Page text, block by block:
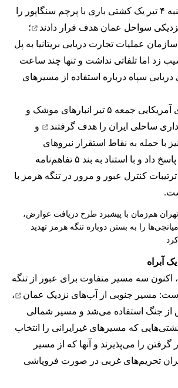
نیروهای سپاه پنجشنبه ۴ تیر یک کشتی باری با پرچم سنگاپور را
سواحل عمان هدف قرار دادند
؛
عملیات تجارت دریایی بریتانیا به پل
زد اما تلفاتی نداشت و تنها چند ساعت
سپاه درباره استفاده از مسیرهای
در ادامه، جنگنده‌های آمریکایی جمعه ۵ تیر انبارهای موشک و
ساحلی ایران را هدف گرفتند
و
با حمله به نقاط استقرار نیروهای
آمریکایی در منطقه پاسخ داد و با استناد به بند ۵ تفاهم‌نامه
ترتیبات کنترل عبور و مرور در تنگه هرمز با
تهران هم‌زمان با پیشبرد طرح دریافت عوارض،
میانجی‌ها را به بستن دوباره تنگه هرمز تهدید
کرد
آبراه
سه مسیر متفاوت برای عبور از تنگه
مسیر جنوبی از
آب‌های نزدیک عمان
،
از جنگ استفاده می‌شد و مسیر شمالی
که مسیرهای غیرایرانی را انتخاب
را می‌پذیرند و آنها که از مسیر
نگران تحریم‌های غربی در صورت فروپاشی